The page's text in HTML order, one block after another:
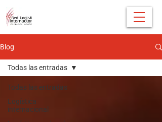
Blog
Todas las entradas
Logística
internacional
Todas las entradas